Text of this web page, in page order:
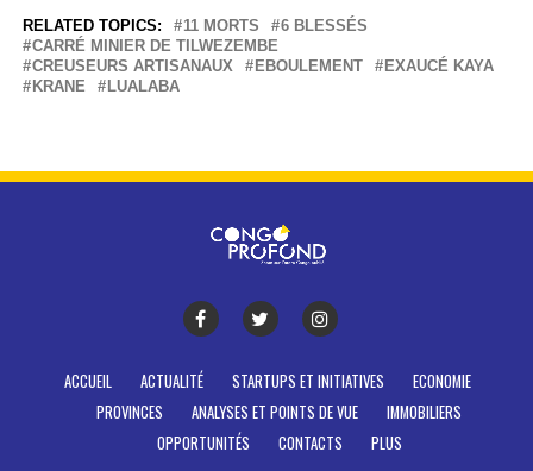
RELATED TOPICS: 11 MORTS
6 BLESSÉS
CARRÉ MINIER DE TILWEZEMBE
CREUSEURS ARTISANAUX
EBOULEMENT
EXAUCÉ KAYA
KRANE
LUALABA
ACCUEIL ACTUALITÉ STARTUPS ET INITIATIVES
ECONOMIE
PROVINCES
ANALYSES ET POINTS DE VUE
IMMOBILIERS
OPPORTUNITÉS
CONTACTS PLUS